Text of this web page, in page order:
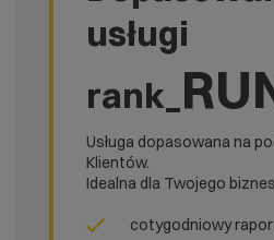
usługi
rank_
Usługa dopasowana na
Klientów.
Idealna dla Twojego
cotygodniowy